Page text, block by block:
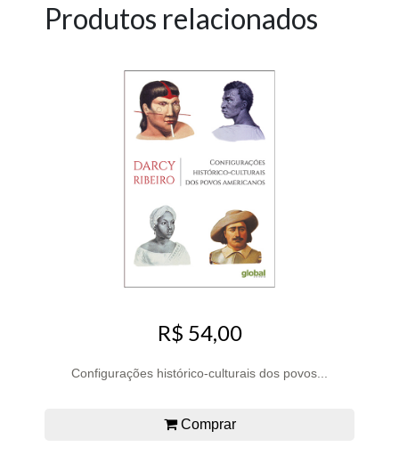
Produtos relacionados
R$ 54,00
Configurações histórico-culturais dos povos...
Comprar